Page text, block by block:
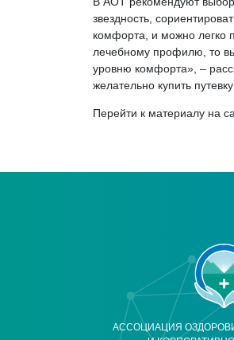
звездность,
комфорта, и можно легко
лечебному профилю, то
уровню комфорта», –
желательно купить
Перейти к материалу на
АССОЦИАЦИЯ